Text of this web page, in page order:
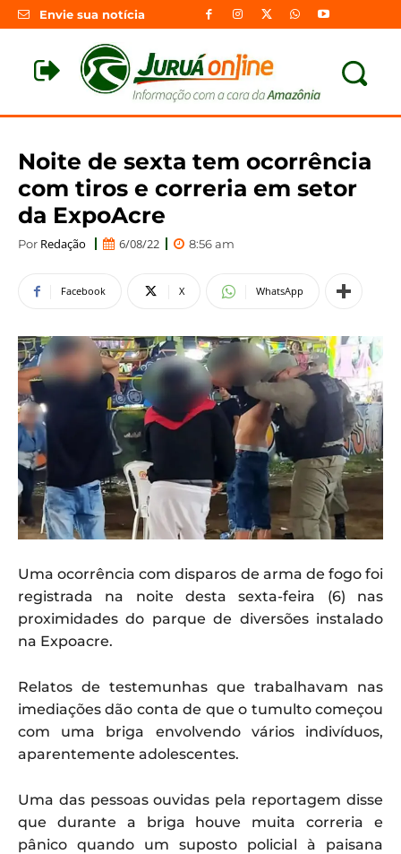
Envie sua notícia
Noite de sexta tem ocorrência
com tiros e correria em setor
da ExpoAcre
Por Redação 6/08/22 8:56 am
Facebook X WhatsApp
Uma ocorrência com disparos de arma de fogo foi
registrada na noite desta sexta-feira (6) nas
proximidades do parque de diversões instalado
na Expoacre.
Relatos de testemunhas que trabalhavam nas
imediações dão conta de que o tumulto começou
com uma briga envolvendo vários indivíduos,
aparentemente adolescentes.
Uma das pessoas ouvidas pela reportagem disse
que durante a briga houve muita correria e
pânico quando um suposto policial à paisana